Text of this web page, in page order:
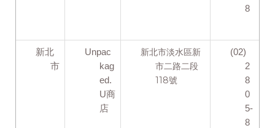
8
新北
市
Unpac
kag
ed.
U商
店
新北市淡水區新
市二路二段
118號
(02)
2
8
0
5-
8